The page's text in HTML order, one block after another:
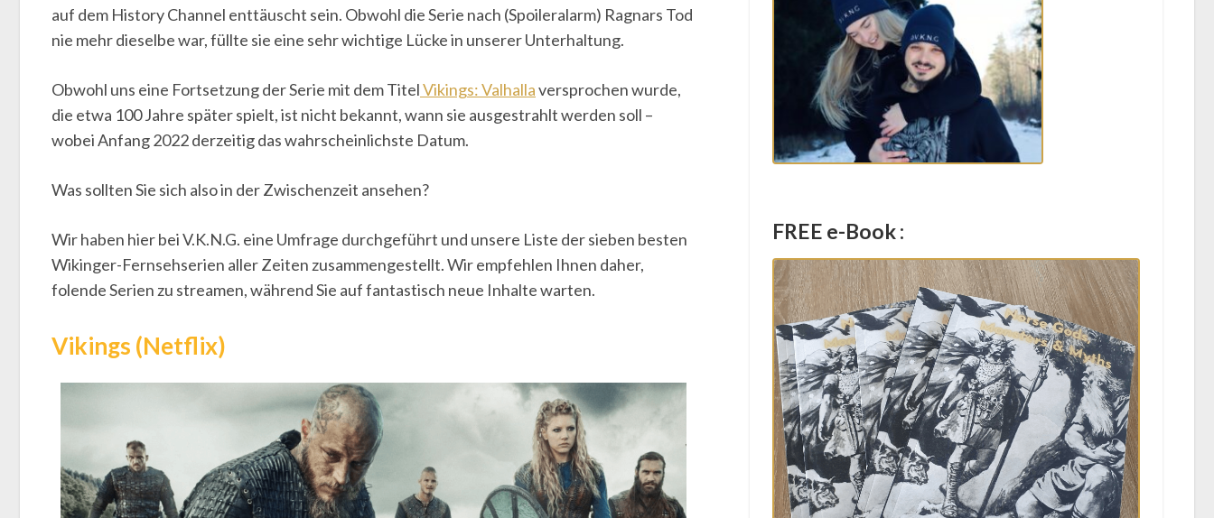
auf dem History Channel enttäuscht sein. Obwohl die Serie nach (Spoileralarm) Ragnars Tod
nie mehr dieselbe war, füllte sie eine sehr wichtige Lücke in unserer Unterhaltung.
Obwohl uns eine Fortsetzung der Serie mit dem TitelVikings: Valhallaversprochen wurde,
die etwa 100 Jahre später spielt, ist nicht bekannt, wann sie ausgestrahlt werden soll –
wobei Anfang 2022 derzeitig das wahrscheinlichste Datum.
Was sollten Sie sich also in der Zwischenzeit ansehen?
Wir haben hier bei V.K.N.G. eine Umfrage durchgeführt und unsere Liste der sieben besten
Wikinger-Fernsehserien aller Zeiten zusammengestellt. Wir empfehlen Ihnen daher,
folende Serien zu streamen, während Sie auf fantastisch neue Inhalte warten.
Vikings (Netflix)
FREE e-Book :